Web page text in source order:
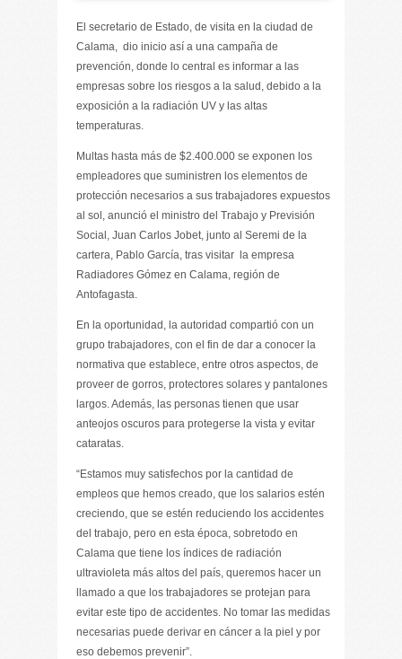
El secretario de Estado, de visita en la ciudad de
Calama, dio inicio así a una campaña de
prevención, donde lo central es informar a las
empresas sobre los riesgos a la salud, debido a la
exposición a la radiación UV y las altas
temperaturas.
Multas hasta más de $2.400.000 se exponen los
empleadores que suministren los elementos de
protección necesarios a sus trabajadores expuestos
al sol, anunció el ministro del Trabajo y Previsión
Social, Juan Carlos Jobet, junto al Seremi de la
cartera, Pablo García, tras visitar la empresa
Radiadores Gómez en Calama, región de
Antofagasta.
En la oportunidad, la autoridad compartió con un
grupo trabajadores, con el fin de dar a conocer la
normativa que establece, entre otros aspectos, de
proveer de gorros, protectores solares y pantalones
largos. Además, las personas tienen que usar
anteojos oscuros para protegerse la vista y evitar
cataratas.
“Estamos muy satisfechos por la cantidad de
empleos que hemos creado, que los salarios estén
creciendo, que se estén reduciendo los accidentes
del trabajo, pero en esta época, sobretodo en
Calama que tiene los índices de radiación
ultravioleta más altos del país, queremos hacer un
llamado a que los trabajadores se protejan para
evitar este tipo de accidentes. No tomar las medidas
necesarias puede derivar en cáncer a la piel y por
eso debemos prevenir”.